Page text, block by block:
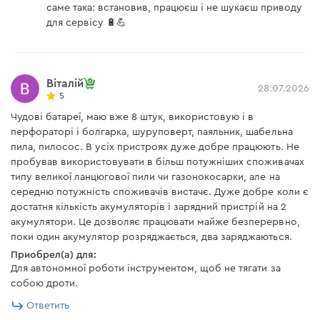
формы. Как результат – повышается устойчивость и
БЕЗОПАСНОСТЬ И КОНТРОЛЬ
Удобная работа как для правши, так и для левши.
Сабельная пила оснащена функцией защиты от
случайного включения в виде фиксатора, который
находится по обе стороны, что создает максимально
безопасные условия использования. К тому же,
кнопка питания оборудована возможностью плавного
набора колебаний, что без проблем позволит
подобрать оптимальную скорость для работы с
Напряжение сети
Длина сетевого кабеля
Вес
Аккумуляторная батарея Dnipro-M BP-240 4 А*ч
Напряжение аккумулятора 20 В
Емкость аккумулятора 4 А*ч
Технология
аккумуляторных элементов
Li-Ion
Вес
Модель
саме така: встановив, працюєш і не шукаєш приводу
для сервісу 🔋💪
Віталій
5
28.07.2026
Чудові батареї, маю вже 8 штук, використовую і в
перфораторі і болгарка, шуруповерт, паяльник, шабельна
пила, пилосос. В усіх пристроях дуже добре працюють. Не
пробував використовувати в більш потужніших споживачах
типу великої ланцюгової пили чи газонокосарки, але на
середню потужність споживачів вистачє. Дуже добре коли є
достатня кількість акумуляторів і зарядний пристрій на 2
акумулятори. Це дозволяє працювати майже безперервно,
поки один акумулятор розряджається, два заряджаються.
Приобрел(а) для:
Для автономної роботи інструментом, щоб не тягати за
собою дроти.
Ответить